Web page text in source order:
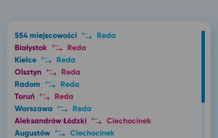
554 miejscowości
Reda
Białystok
Reda
Kielce
Reda
Olsztyn
Reda
Radom
Reda
Toruń
Reda
Warszawa
Reda
Aleksandrów Łódzki
Ciechocinek
Augustów
Ciechocinek